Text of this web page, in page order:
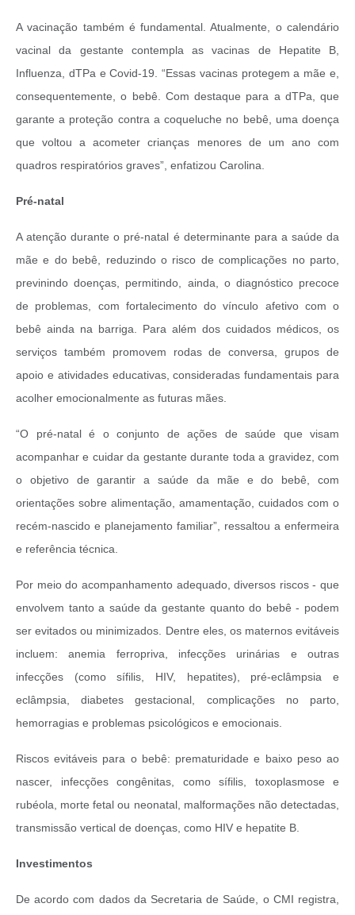
A vacinação também é fundamental. Atualmente, o calendário
vacinal da gestante contempla as vacinas de Hepatite B,
Influenza, dTPa e Covid-19. “Essas vacinas protegem a mãe e,
consequentemente, o bebê. Com destaque para a dTPa, que
garante a proteção contra a coqueluche no bebê, uma doença
que voltou a acometer crianças menores de um ano com
quadros respiratórios graves”, enfatizou Carolina.
Pré-natal
A atenção durante o pré-natal é determinante para a saúde da
mãe e do bebê, reduzindo o risco de complicações no parto,
previnindo doenças, permitindo, ainda, o diagnóstico precoce
de problemas, com fortalecimento do vínculo afetivo com o
bebê ainda na barriga. Para além dos cuidados médicos, os
serviços também promovem rodas de conversa, grupos de
apoio e atividades educativas, consideradas fundamentais para
acolher emocionalmente as futuras mães.
“O pré-natal é o conjunto de ações de saúde que visam
acompanhar e cuidar da gestante durante toda a gravidez, com
o objetivo de garantir a saúde da mãe e do bebê, com
orientações sobre alimentação, amamentação, cuidados com o
recém-nascido e planejamento familiar”, ressaltou a enfermeira
e referência técnica.
Por meio do acompanhamento adequado, diversos riscos - que
envolvem tanto a saúde da gestante quanto do bebê - podem
ser evitados ou minimizados. Dentre eles, os maternos evitáveis
incluem: anemia ferropriva, infecções urinárias e outras
infecções (como sífilis, HIV, hepatites), pré-eclâmpsia e
eclâmpsia, diabetes gestacional, complicações no parto,
hemorragias e problemas psicológicos e emocionais.
Riscos evitáveis para o bebê: prematuridade e baixo peso ao
nascer, infecções congênitas, como sífilis, toxoplasmose e
rubéola, morte fetal ou neonatal, malformações não detectadas,
transmissão vertical de doenças, como HIV e hepatite B.
Investimentos
De acordo com dados da Secretaria de Saúde, o CMI registra,